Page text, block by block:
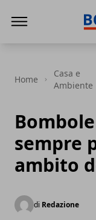
Home
Casa e
Ambiente
sempre
ambito
di Redazione